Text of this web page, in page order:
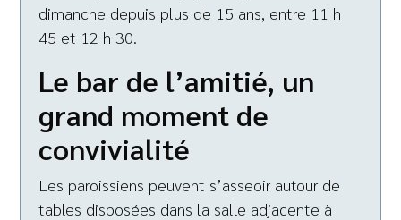
dimanche depuis plus de 15 ans, entre 11 h
45 et 12 h 30.
Le bar de l’amitié, un
grand moment de
convivialité
Les paroissiens peuvent s’asseoir autour de
tables disposées dans la salle adjacente à